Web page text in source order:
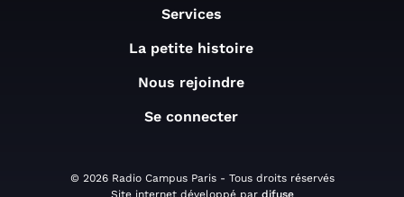
Services
La petite histoire
Nous rejoindre
Se connecter
© 2026 Radio Campus Paris - Tous droits réservés
Site internet développé par difuse